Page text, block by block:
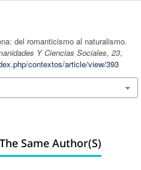
del romanticismo al naturalismo.
Y Ciencias Sociales, 23,
contextos/article/view/393
Same Author(s)